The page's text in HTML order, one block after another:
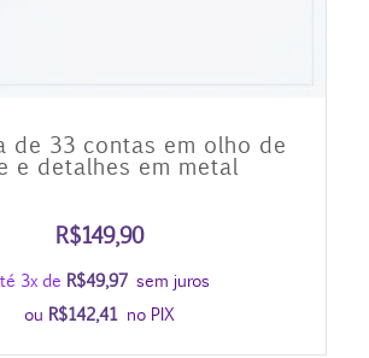
de 33 contas em olho de
e detalhes em metal
R$149,90
3x de R$49,97 sem juros
ou R$142,41 no PIX